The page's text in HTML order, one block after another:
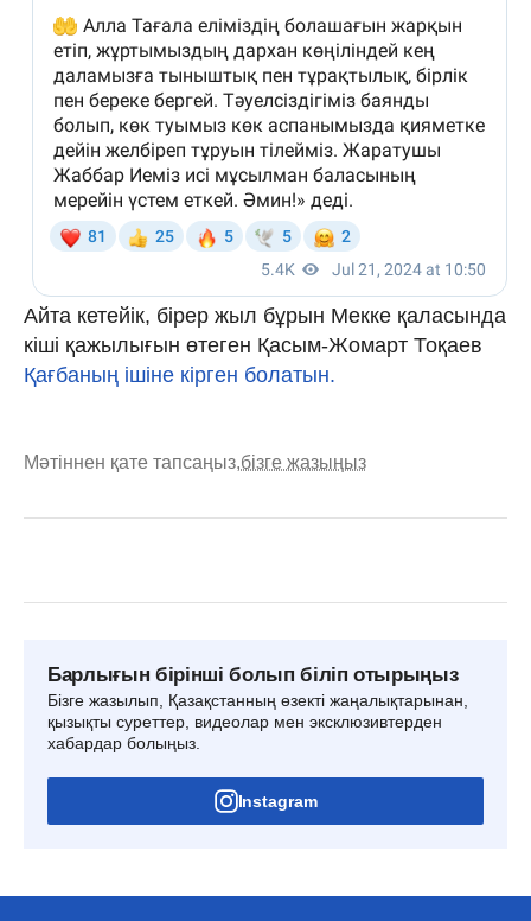
Айта кетейік, бірер жыл бұрын Мекке қаласында
кіші қажылығын өтеген Қасым-Жомарт Тоқаев
Қағбаның ішіне кірген болатын.
Мәтіннен қате тапсаңыз,бізге жазыңыз
Барлығын бірінші болып біліп отырыңыз
Бізге жазылып, Қазақстанның өзекті жаңалықтарынан,
қызықты суреттер, видеолар мен эксклюзивтерден
хабардар болыңыз.
Instagram